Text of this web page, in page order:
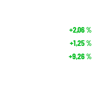
+2,06%
+1,25%
+9,26%